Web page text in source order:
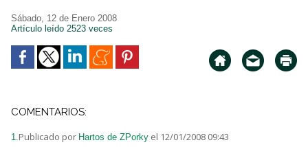
Sábado, 12 de Enero 2008
Artículo leído 2523 veces
COMENTARIOS:
1.Publicado por Hartos de ZPorky el 12/01/2008 09:43